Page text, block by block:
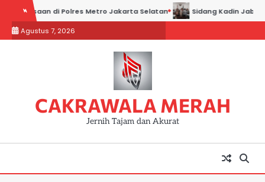
content
di Polres Metro Jakarta Selatan Sidang Kadin Jabar vs Kadin
Agustus 7, 2026
CAKRAWALA MERAH
Jernih Tajam dan Akurat